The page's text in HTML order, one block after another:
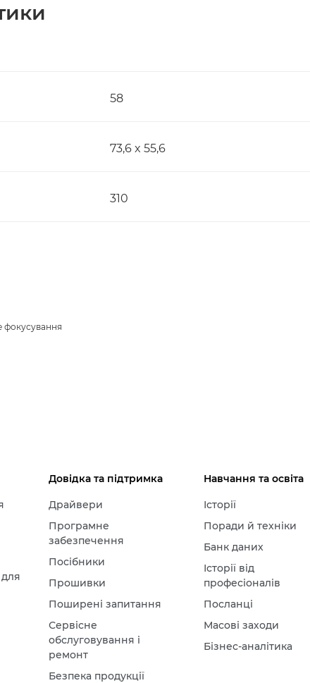
58
73,6 x 55,6
310
фокусування
Довідка та підтримка
Драйвери
Програмне
забезпечення
Посібники
Прошивки
Поширені запитання
Сервісне
обслуговування і
ремонт
Безпека продукції
Навчання та освіта
Історії
Поради й техніки
Банк даних
Історії від
професіоналів
Посланці
Масові заходи
Бізнес-аналітика